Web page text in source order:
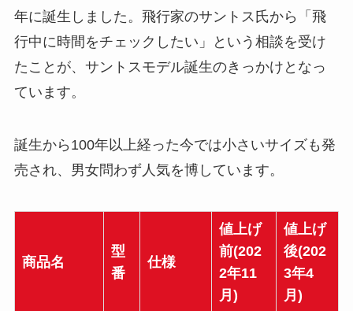
年に誕生しました。飛行家のサントス氏から「飛
行中に時間をチェックしたい」という相談を受け
たことが、サントスモデル誕生のきっかけとなっ
ています。
誕生から100年以上経った今では小さいサイズも発
売され、男女問わず人気を博しています。
商品名
型
番
仕様
値上げ
前(202
2年11
月)
値上げ
後(202
3年4
月)